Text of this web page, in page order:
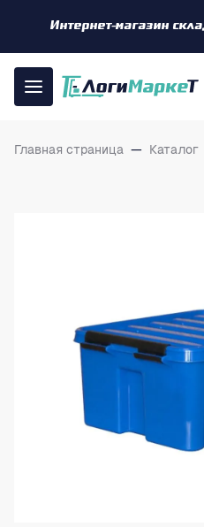
Интернет-магазин
Главная страница — Каталог